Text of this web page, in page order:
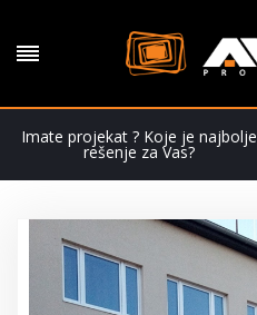
Imate projekat ? Koje je najbolje
rešenje za Vas?